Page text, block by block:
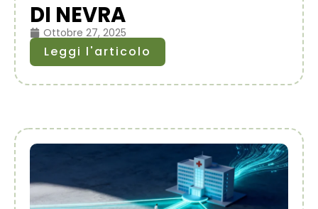
DI NEVRA
Ottobre 27, 2025
Leggi l'articolo